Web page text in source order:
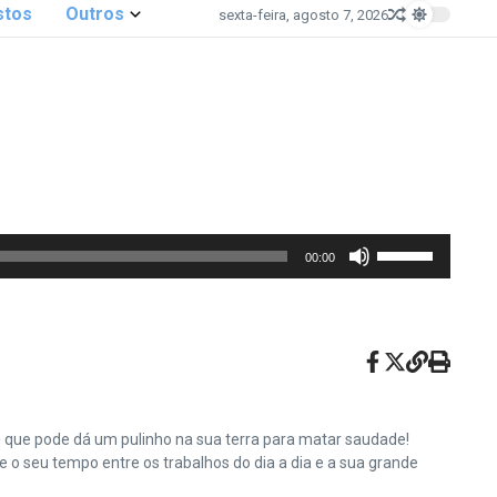
Outros sexta-feira, agosto 7, 2026
00:00
cima
ou
para
pode dá um pulinho na sua terra para matar saudade!
seu tempo entre os trabalhos do dia a dia e a sua grande